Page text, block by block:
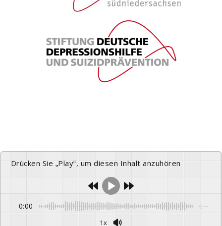
Drücken Sie „Play“, um diesen Inhalt anzuhören
0:00 -:--
1x